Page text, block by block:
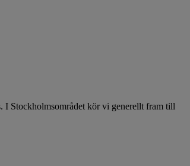
I Stockholmsområdet kör vi generellt fram till